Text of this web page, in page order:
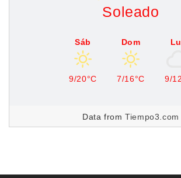
Soleado
Sáb
9/20°C
Dom
7/16°C 9/
Data fromTiempo3.com